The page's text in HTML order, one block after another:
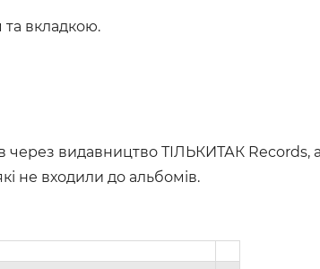
вкладкою.
через видавництво ТІЛЬКИТАК
не входили до альбомів.